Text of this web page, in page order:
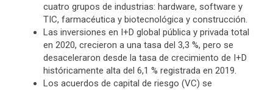
cuatro grupos de industrias: hardware, software y
TIC, farmacéutica y biotecnológica y construcción.
Las inversiones en I+D global pública y privada total
en 2020, crecieron a una tasa del 3,3 %, pero se
desaceleraron desde la tasa de crecimiento de I+D
históricamente alta del 6,1 % registrada en 2019.
Los acuerdos de capital de riesgo (VC) se